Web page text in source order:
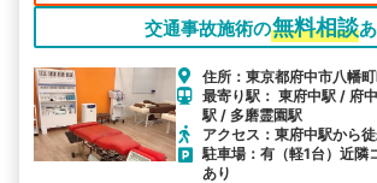
交通事故施術の無料相談
住所：東京都府中市八幡
最寄り駅： 東府中駅 / 府
駅 / 多磨霊園駅
アクセス：東府中駅から
駐車場：有（軽1台）近隣
あり